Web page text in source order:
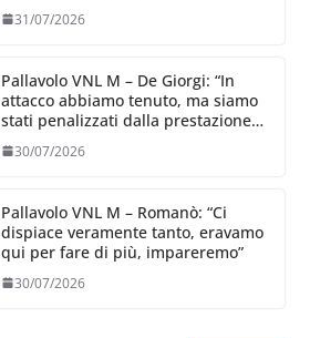
31/07/2026
Pallavolo VNL M – De Giorgi: “In
attacco abbiamo tenuto, ma siamo
stati penalizzati dalla prestazione
30/07/2026
Pallavolo VNL M – Romanò: “Ci
dispiace veramente tanto, eravamo
qui per fare di più, impareremo”
30/07/2026